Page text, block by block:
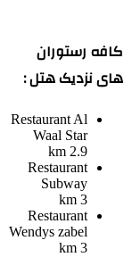
کافه رستوران
های نزدیک هتل :
Restaurant Al
Waal Star
2.9 km
Restaurant
Subway
3 km
Restaurant
Wendys zabel
3 km